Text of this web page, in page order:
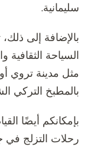
سليمانية.
بالإضافة إلى
السياحة الثقافية
مثل مدينة تروي
بالمطبخ التركي
بإمكانكم أيضًا
رحلات التزلج